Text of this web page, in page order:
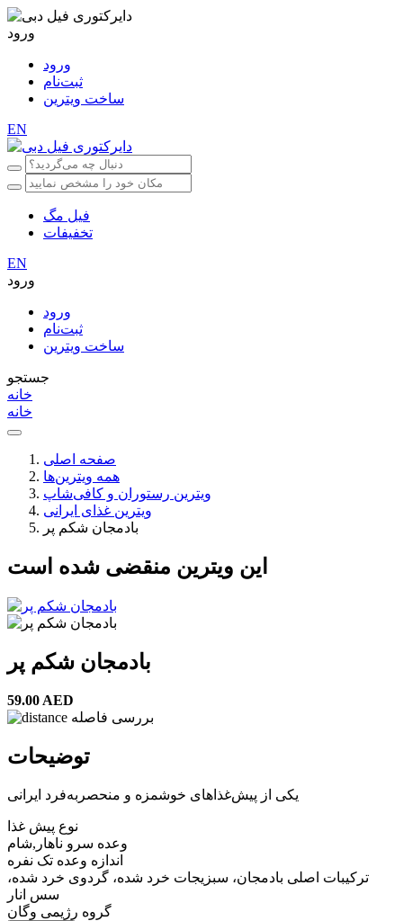
ورود
ورود
ثبت‌نام
ساخت ویترین
EN
فیل مگ
تخفیفات
EN
ورود
ورود
ثبت‌نام
ساخت ویترین
جستجو
خانه
خانه
صفحه اصلی
همه ویترین‌ها
ویترین رستوران و کافی‌شاپ
ویترین غذای ایرانی
بادمجان شکم پر
این ویترین منقضی شده است
بادمجان شکم پر
59.00 AED
بررسی فاصله
توضیحات
یکی از پیش‌غذاهای خوشمزه و منحصر‌به‌فرد ایرانی
نوع پیش غذا
وعده سرو ناهار,شام
اندازه وعده تک نفره
ترکیبات اصلی بادمجان، سبزیجات خرد شده، گردوی خرد شده،
سس انار
گروه رژیمی وگان